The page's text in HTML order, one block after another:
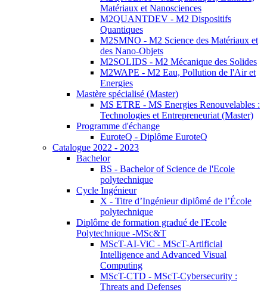
Matériaux et Nanosciences
M2QUANTDEV - M2 Dispositifs
Quantiques
M2SMNO - M2 Science des Matériaux et
des Nano-Objets
M2SOLIDS - M2 Mécanique des Solides
M2WAPE - M2 Eau, Pollution de l'Air et
Energies
Mastère spécialisé (Master)
MS ETRE - MS Energies Renouvelables :
Technologies et Entrepreneuriat (Master)
Programme d'échange
EuroteQ - Diplôme EuroteQ
Catalogue 2022 - 2023
Bachelor
BS - Bachelor of Science de l'Ecole
polytechnique
Cycle Ingénieur
X - Titre d’Ingénieur diplômé de l’École
polytechnique
Diplôme de formation gradué de l'Ecole
Polytechnique -MSc&T
MScT-AI-ViC - MScT-Artificial
Intelligence and Advanced Visual
Computing
MScT-CTD - MScT-Cybersecurity :
Threats and Defenses